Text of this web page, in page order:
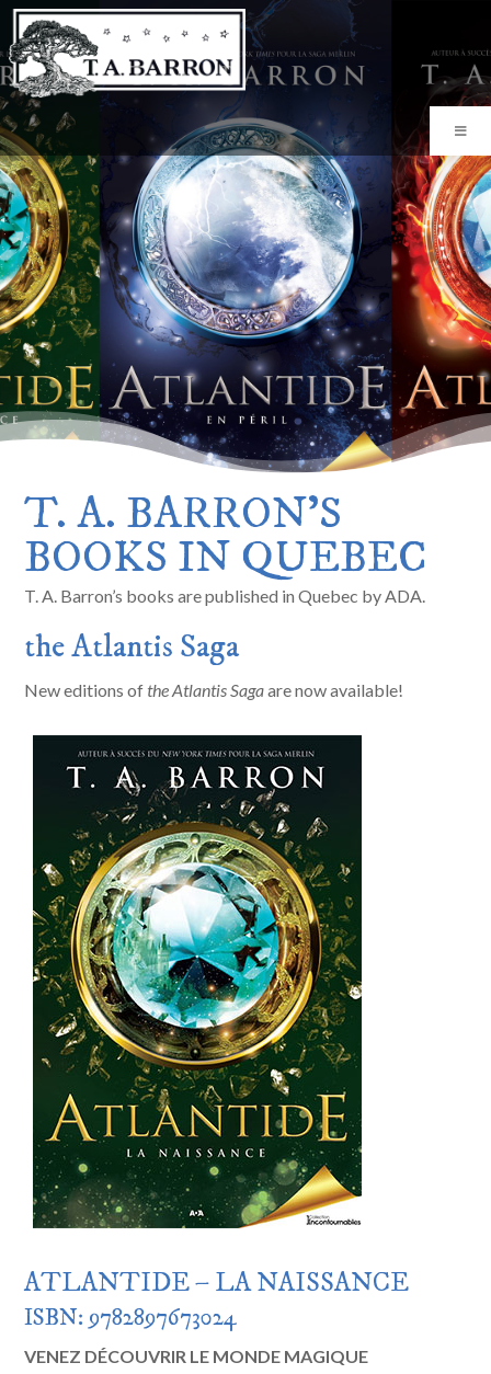
T. A. BARRON’S
BOOKS IN QUEBEC
T. A. Barron’s books are published in Quebec by ADA.
the Atlantis Saga
New editions ofthe Atlantis Sagaare now available!
ATLANTIDE – LA NAISSANCE
ISBN: 9782897673024
VENEZ DÉCOUVRIR LE MONDE MAGIQUE